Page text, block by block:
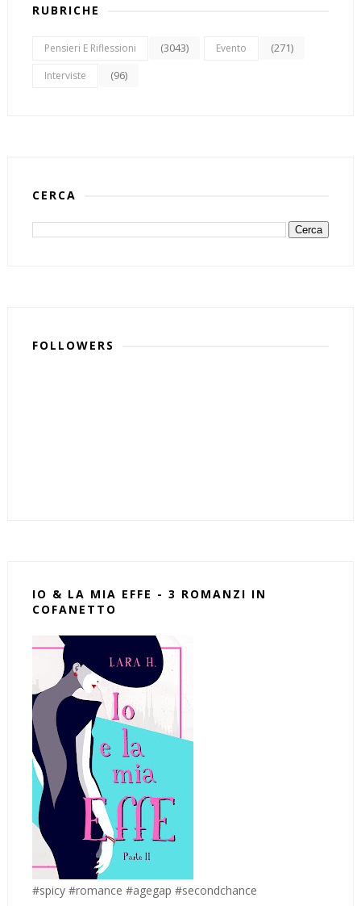
RUBRICHE
Pensieri E Riflessioni (3043) Evento (271)
Interviste (96)
CERCA
FOLLOWERS
IO & LA MIA EFFE - 3 ROMANZI IN
COFANETTO
#spicy #romance #agegap #secondchance